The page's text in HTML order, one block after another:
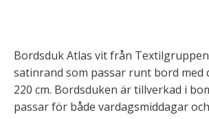
Bordsduk Atlas vit från
satinrand som passar runt bord med
220 cm. Bordsduken är tillverkad i
passar för både vardagsmiddagar